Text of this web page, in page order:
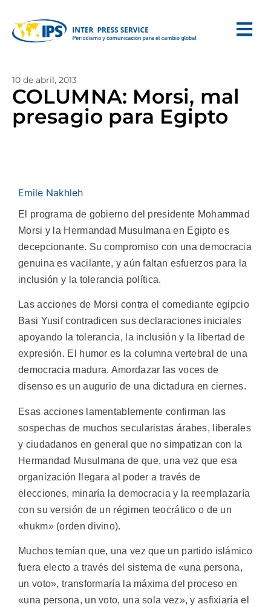
10 de abril, 2013
COLUMNA: Morsi, mal
presagio para Egipto
Emile Nakhleh
El programa de gobierno del presidente Mohammad
Morsi y la Hermandad Musulmana en Egipto es
decepcionante. Su compromiso con una democracia
genuina es vacilante, y aún faltan esfuerzos para la
inclusión y la tolerancia política.
Las acciones de Morsi contra el comediante egipcio
Basi Yusif contradicen sus declaraciones iniciales
apoyando la tolerancia, la inclusión y la libertad de
expresión. El humor es la columna vertebral de una
democracia madura. Amordazar las voces de
disenso es un augurio de una dictadura en ciernes.
Esas acciones lamentablemente confirman las
sospechas de muchos secularistas árabes, liberales
y ciudadanos en general que no simpatizan con la
Hermandad Musulmana de que, una vez que esa
organización llegara al poder a través de
elecciones, minaría la democracia y la reemplazaría
con su versión de un régimen teocrático o de un
«hukm» (orden divino).
Muchos temían que, una vez que un partido islámico
fuera electo a través del sistema de «una persona,
un voto», transformaría la máxima del proceso en
«una persona, un voto, una sola vez», y asfixiaría el